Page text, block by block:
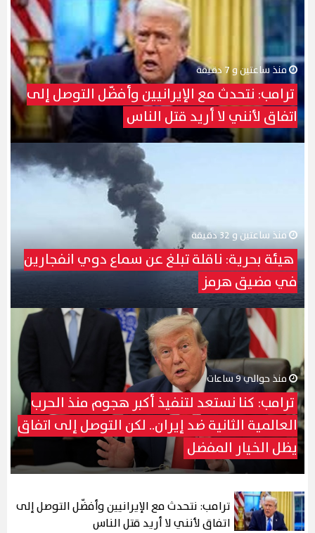
منذ ساعتين و 7 دقيقة
ترامب: نتحدث مع الإيرانيين وأفضّل التوصل إلى
اتفاق لأنني لا أريد قتل الناس
منذ ساعتين و 32 دقيقة
هيئة بحرية: ناقلة تبلغ عن سماع دوي انفجارين
في مضيق هرمز
منذ حوالي 9 ساعات
ترامب: كنا نستعد لتنفيذ أكبر هجوم منذ الحرب
العالمية الثانية ضد إيران.. لكن التوصل إلى اتفاق
يظل الخيار المفضل
ترامب: نتحدث مع الإيرانيين وأفضّل التوصل إلى
اتفاق لأنني لا أريد قتل الناس